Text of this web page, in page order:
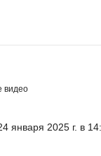
видео
января 2025 г. в